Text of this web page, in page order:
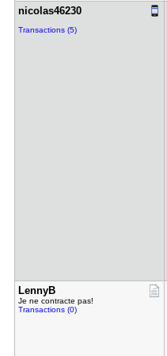
nicolas462​30
Transactions (5)
LennyB
Je ne contracte pas!
Transactions (0)